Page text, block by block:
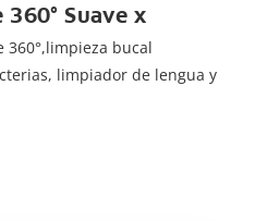
Suave x
360°,limpieza bucal
limpiador de lengua y